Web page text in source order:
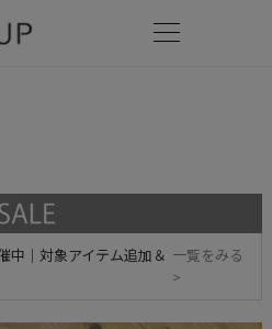
中｜対象アイテム追加＆ 一覧をみる
>